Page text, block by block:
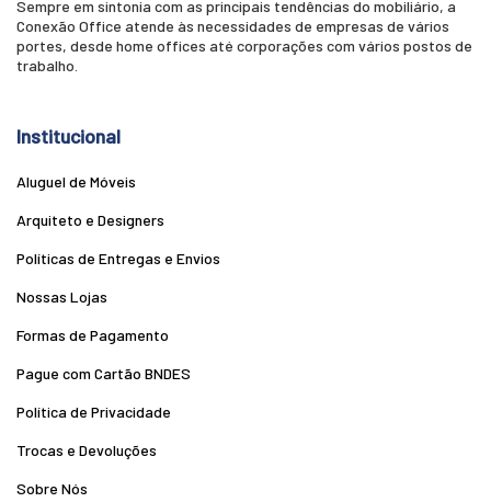
Sempre em sintonia com as principais tendências do mobiliário, a
Conexão Office atende às necessidades de empresas de vários
portes, desde home offices até corporações com vários postos de
trabalho.
Institucional
Aluguel de Móveis
Arquiteto e Designers
Políticas de Entregas e Envios
Nossas Lojas
Formas de Pagamento
Pague com Cartão BNDES
Política de Privacidade
Trocas e Devoluções
Sobre Nós